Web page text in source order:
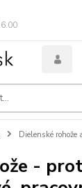
Dielenské rohože
-